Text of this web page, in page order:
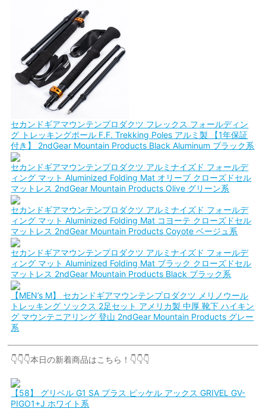
セカンドギアマウンテンプロダクツ フレックス フォールディン
グ トレッキングポール F.F. Trekking Poles アルミ製 【1年保証
付き】 2ndGear Mountain Products Black Aluminum ブラック系
セカンドギアマウンテンプロダクツ アルミナイズド フォールデ
ィング マット Aluminized Folding Mat オリーブ クローズドセル
マットレス 2ndGear Mountain Products Olive グリーン系
セカンドギアマウンテンプロダクツ アルミナイズド フォールデ
ィング マット Aluminized Folding Mat コヨーテ クローズドセル
マットレス 2ndGear Mountain Products Coyote ベージュ系
セカンドギアマウンテンプロダクツ アルミナイズド フォールデ
ィング マット Aluminized Folding Mat ブラック クローズドセル
マットレス 2ndGear Mountain Products Black ブラック系
【MEN’s M】 セカンドギアマウンテンプロダクツ メリノウール
トレッキング ソックス 2足セット アメリカ製 中厚 靴下 ハイキン
グ マウンテニアリング 登山 2ndGear Mountain Products グレー
系
👇👇👇本日の新着商品はこちら！👇👇👇
【58】 グリベル G1 SA プラス ピッケル アックス GRIVEL GV-
PIGO1+J ホワイト系